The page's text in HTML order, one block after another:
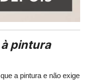
pintura
a pintura e não exige